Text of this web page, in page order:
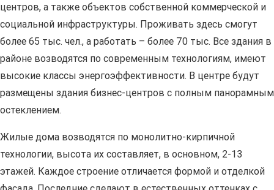
центров, а также объектов собственной коммерческой и
социальной инфраструктуры. Проживать здесь смогут
более 65 тыс. чел., а работать – более 70 тыс. Все здания в
районе возводятся по современным технологиям, имеют
высокие классы энергоэффективности. В центре будут
размещены здания бизнес-центров с полным панорамным
остеклением.
Жилые дома возводятся по монолитно-кирпичной
технологии, высота их составляет, в основном, 2-13
этажей. Каждое строение отличается формой и отделкой